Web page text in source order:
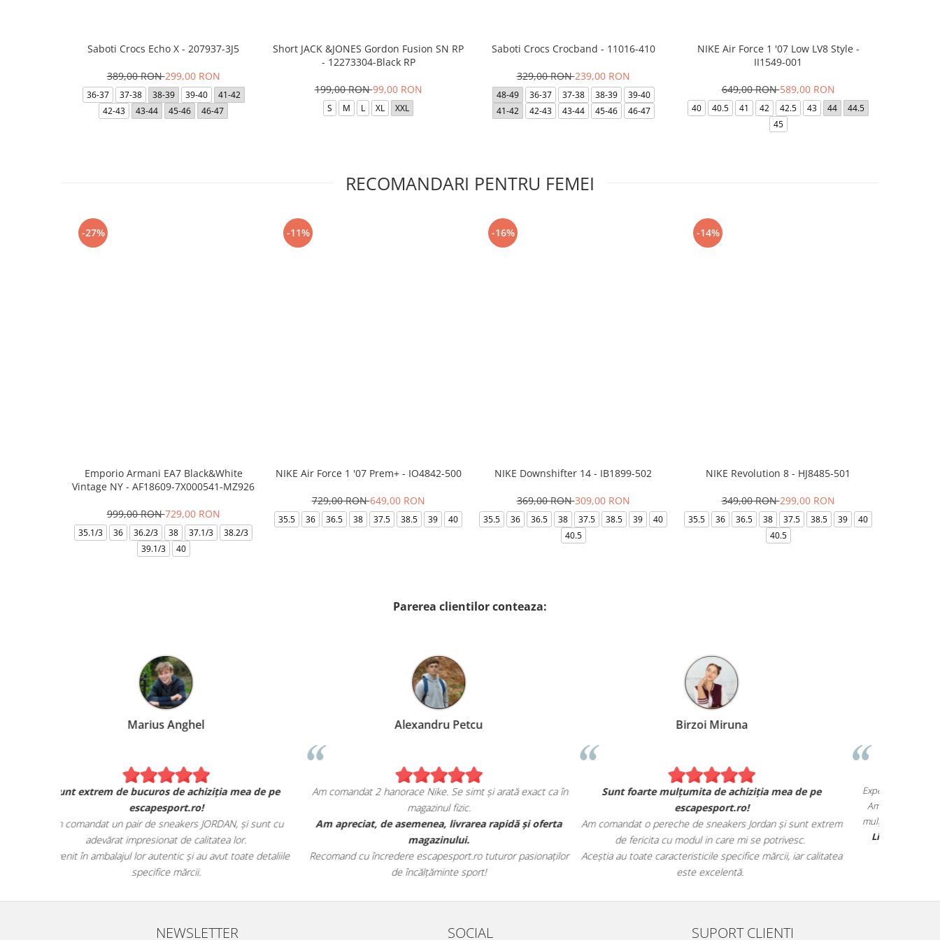
Saboti Crocs Echo X - 207937-3J5
389,00 RON299,00 RON
36-37 37-38 38-39 39-40
41-42
42-43
43-44 45-46 46-47
Short JACK &JONES Gordon Fusion SN RP
- 12273304-Black RP
199,00 RON99,00 RON
S M L XL XXL
Saboti Crocs Crocband - 11016-410
329,00 RON239,00 RON
48-49 36-37 37-38 38-39
39-40
41-42
42-43 43-44 45-46 46-47
NIKE Air Force 1 '07 Low LV8 Style -
II1549-001
649,00 RON589,00 RON
40 40.5 41 42 42.5 43 44
44.5
45
RECOMANDARI PENTRU FEMEI
-27%
Emporio Armani EA7 Black&White
Vintage NY - AF18609-7X000541-MZ926
999,00 RON729,00 RON
35.1/3 36 36.2/3 38 37.1/3
38.2/3
39.1/3
40
-11%
NIKE Air Force 1 '07 Prem+ - IO4842-500
729,00 RON649,00 RON
35.5 36 36.5 38 37.5 38.5 39 40
-16%
NIKE Downshifter 14 - IB1899-502
369,00 RON309,00 RON
35.5 36 36.5 38 37.5 38.5 39
40
40.5
-14%
NIKE Revolution 8 - HJ8485-501
349,00 RON299,00 RON
35.5 36 36.5 38 37.5 38.5 39
40
40.5
Parerea clientilor conteaza:
Marius Anghel
Sunt extrem de bucuros de achiziția mea de pe
escapesport.ro!
Am comandat un pair de sneakers JORDAN, și sunt cu
adevărat impresionat de calitatea lor.
Au venit în ambalajul lor autentic și au avut toate detaliile
specifice mărcii.
Alexandru Petcu
Am comandat 2 hanorace Nike. Se simt și arată exact ca în
magazinul fizic.
Am apreciat, de asemenea, livrarea rapidă și oferta
magazinului.
Recomand cu încredere escapesport.ro tuturor pasionaților
de încălțăminte sport!
Birzoi Miruna
Sunt foarte mulțumita de achiziția mea de pe
escapesport.ro!
Am comandat o pereche de sneakers Jordan și sunt extrem
de fericita cu modul in care mi se potrivesc.
Aceștia au toate caracteristicile specifice mărcii, iar calitatea
este excelentă.
NEWSLETTER SOCIAL SUPORT CLIENTI